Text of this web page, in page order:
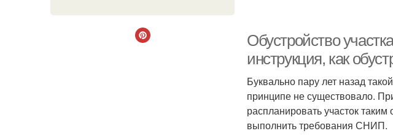
Обустройство
инструкция, как
Буквально пару лет назад
принципе не существовало.
распланировать участок
выполнить требования СНИП.